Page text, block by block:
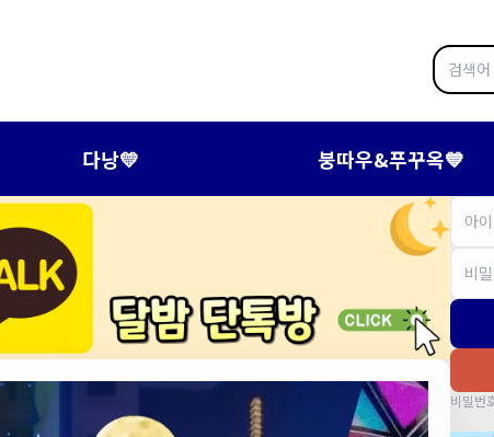
다낭💛 붕따우&푸꾸옥💙
비밀번